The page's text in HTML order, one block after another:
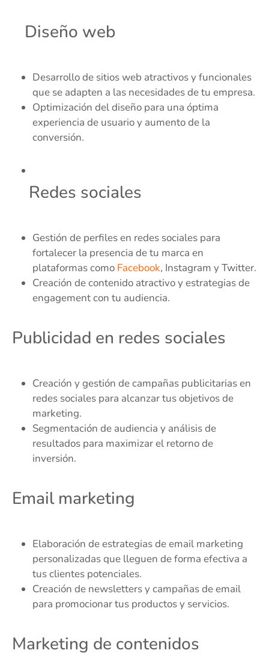
Diseño web
Desarrollo de sitios web atractivos y funcionales
que se adapten a las necesidades de tu empresa.
Optimización del diseño para una óptima
experiencia de usuario y aumento de la
conversión.
Redes sociales
Gestión de perfiles en redes sociales para
fortalecer la presencia de tu marca en
plataformas como Facebook, Instagram y Twitter.
Creación de contenido atractivo y estrategias de
engagement con tu audiencia.
Publicidad en redes sociales
Creación y gestión de campañas publicitarias en
redes sociales para alcanzar tus objetivos de
marketing.
Segmentación de audiencia y análisis de
resultados para maximizar el retorno de
inversión.
Email marketing
Elaboración de estrategias de email marketing
personalizadas que lleguen de forma efectiva a
tus clientes potenciales.
Creación de newsletters y campañas de email
para promocionar tus productos y servicios.
Marketing de contenidos